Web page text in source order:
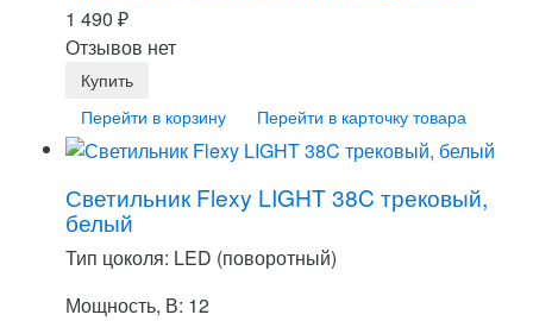
1 490 ₽
Отзывов нет
Перейти в корзину Перейти в карточку товара
Светильник Flexy LIGHT 38C трековый,
белый
Тип цоколя: LED (поворотный)
Мощность, В: 12